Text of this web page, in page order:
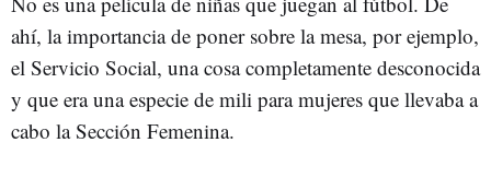
ahí, la importancia de poner sobre la mesa, por ejemplo,
el Servicio Social, una cosa completamente desconocida
y que era una especie de mili para mujeres que llevaba a
cabo la Sección Femenina.